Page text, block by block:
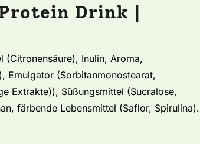
Protein Drink |
(Citronensäure), Inulin, Aroma,
Emulgator (Sorbitanmonostearat,
Extrakte)), Süßungsmittel (Sucralose,
färbende Lebensmittel (Saflor, Spirulina).